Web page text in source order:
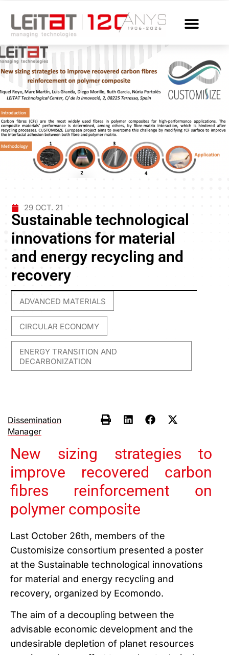
29 OCT. 21
Sustainable technological
innovations for material
and energy recycling and
recovery
ADVANCED MATERIALS
CIRCULAR ECONOMY
ENERGY TRANSITION AND
DECARBONIZATION
Dissemination
Manager
New sizing strategies to
improve recovered carbon
fibres reinforcement on
polymer composite
Last October 26th, members of the
Customisize consortium presented a poster
at the Sustainable technological innovations
for material and energy recycling and
recovery, organized by Ecomondo.
The aim of a decoupling between the
advisable economic development and the
undesirable depletion of planet resources